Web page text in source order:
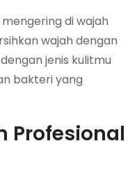
di wajah
wajah dengan
jenis kulitmu
bakteri yang
Profesional